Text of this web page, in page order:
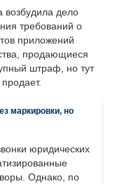
возбудила дело
требований о
приложений
продающиеся
штраф, но тут
маркировки, но
юридических
Однако, по